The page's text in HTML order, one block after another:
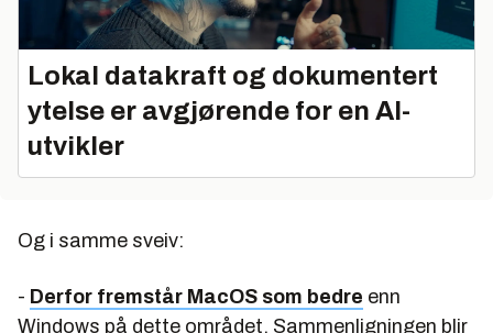
Lokal datakraft og dokumentert
ytelse er avgjørende for en AI-
utvikler
Og i samme sveiv:
- Derfor fremstår MacOS som bedre enn
Windows på dette området. Sammenligningen blir